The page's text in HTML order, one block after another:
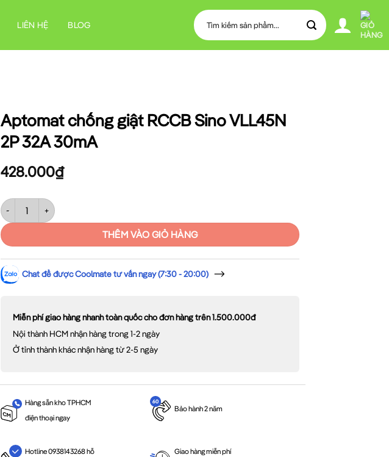
LIÊN HỆ BLOG
Tìm
kiếm:
Aptomat chống giật RCCB Sino VLL45N
2P 32A 30mA
428.000₫
Aptomat chống giật RCCB Sino VLL45N 2P 32A 30mA số lượng
THÊM VÀO GIỎ HÀNG
Chat để được Coolmate tư vấn ngay (7:30 - 20:00)
Miễn phí giao hàng nhanh toàn quốc cho đơn hàng trên 1.500.000đ
Nội thành HCM nhận hàng trong 1-2 ngày
Ở tỉnh thành khác nhận hàng từ 2-5 ngày
Hàng sẵn kho TPHCM
điện thoại ngay
Bảo hành 2 năm
Hotline 0938143268 hỗ
Giao hàng miễn phí